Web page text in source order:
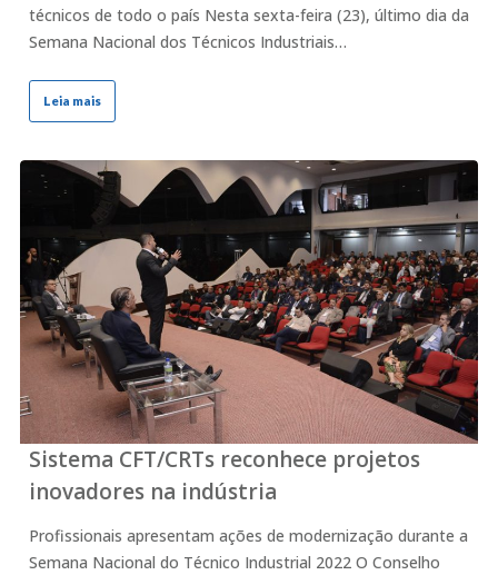
técnicos de todo o país Nesta sexta-feira (23), último dia da
Semana Nacional dos Técnicos Industriais…
Leia mais
Sistema CFT/CRTs reconhece projetos
inovadores na indústria
Profissionais apresentam ações de modernização durante a
Semana Nacional do Técnico Industrial 2022 O Conselho